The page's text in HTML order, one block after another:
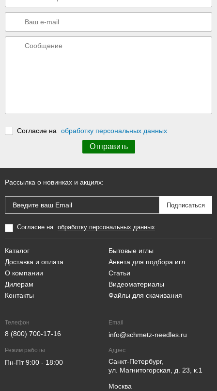
Согласие на обработку персональных данных
Рассылка о новинках и акциях:
Согласие на обработку персональных данных
Каталог
Доставка и оплата
О компании
Дилерам
Контакты
Бытовые иглы
Анкета для подбора игл
Статьи
Видеоматериалы
Файлы для скачивания
Телефон
8 (800) 700-17-16
Email
info@schmetz-needles.ru
Режим работы
Пн-Пт 9:00 - 18:00
Адрес
Санкт-Петербург,
ул. Магнитогорская, д. 23, к.1
Москва